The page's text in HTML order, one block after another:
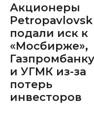
Акционеры
Petropavlovsk
подали иск к
«Мосбирже»,
Газпромбанку
и УГМК из-за
потерь
инвесторов